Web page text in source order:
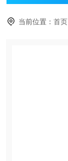
当前位置：首页